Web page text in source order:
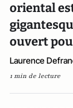
oriental
ouvert
Laurence
1 min de lecture